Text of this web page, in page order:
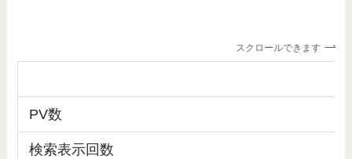
スクロールできます
PV数
検索表示回数